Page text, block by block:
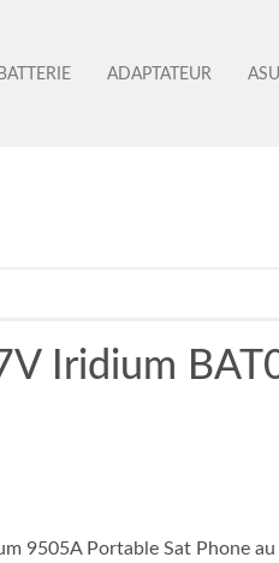
BATTERIE ADAPTATEUR
Iridium
9505A Portable Sat Phone